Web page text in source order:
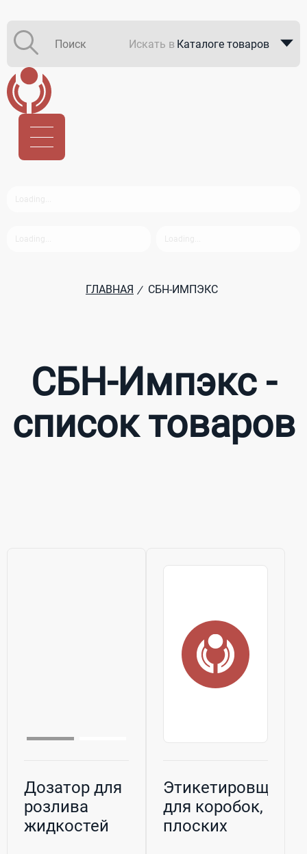
Искать в Каталоге товаров
ГЛАВНАЯ / СБН-ИМПЭКС
СБН-Импэкс -
список товаров
Дозатор для
розлива
жидкостей
Этикетировщик
для коробок,
плоских